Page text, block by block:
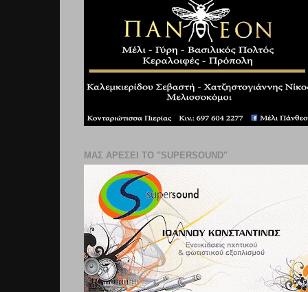
ΜΑΣ ΑΡΕΣΕΙ ΤΟ "SUPERSOUND"